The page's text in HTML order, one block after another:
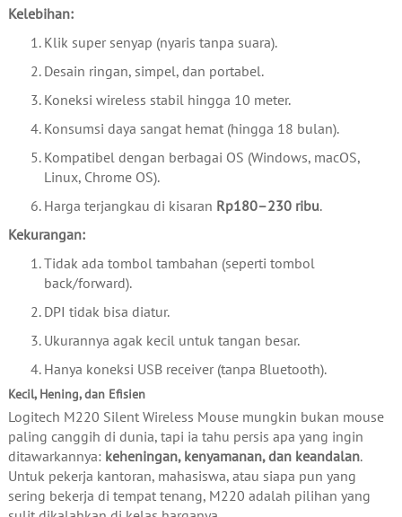
Kelebihan:
Klik super senyap (nyaris tanpa suara).
Desain ringan, simpel, dan portabel.
Koneksi wireless stabil hingga 10 meter.
Konsumsi daya sangat hemat (hingga 18 bulan).
Kompatibel dengan berbagai OS (Windows, macOS,
Linux, Chrome OS).
Harga terjangkau di kisaran Rp180–230 ribu.
Kekurangan:
Tidak ada tombol tambahan (seperti tombol
back/forward).
DPI tidak bisa diatur.
Ukurannya agak kecil untuk tangan besar.
Hanya koneksi USB receiver (tanpa Bluetooth).
Kecil, Hening, dan Efisien
Logitech M220 Silent Wireless Mouse mungkin bukan mouse
paling canggih di dunia, tapi ia tahu persis apa yang ingin
ditawarkannya: keheningan, kenyamanan, dan keandalan.
Untuk pekerja kantoran, mahasiswa, atau siapa pun yang
sering bekerja di tempat tenang, M220 adalah pilihan yang